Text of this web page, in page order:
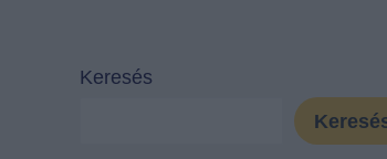
Keresés